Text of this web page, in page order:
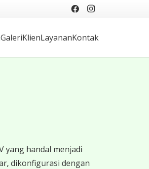
GaleriKlienLayananKontak
yang handal menjadi
dikonfigurasi dengan